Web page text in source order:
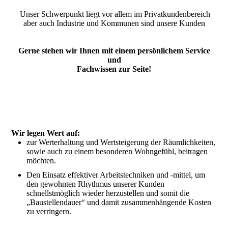
Unser Schwerpunkt liegt vor allem im Privatkundenbereich
aber auch Industrie und Kommunen sind unsere Kunden
Gerne stehen wir Ihnen mit einem persönlichem Service
und
Fachwissen zur Seite!
Wir legen Wert auf:
zur Werterhaltung und Wertsteigerung der Räumlichkeiten,
sowie auch zu einem besonderen Wohngefühl, beitragen
möchten.
Den Einsatz effektiver Arbeitstechniken und -mittel, um
den gewohnten Rhythmus unserer Kunden
schnellstmöglich wieder herzustellen und somit die
„Baustellendauer“ und damit zusammenhängende Kosten
zu verringern.